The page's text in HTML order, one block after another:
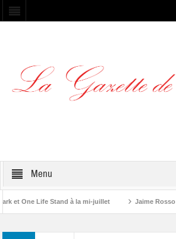
Menu
et One Life Stand à la mi-juillet Jaime Rosso